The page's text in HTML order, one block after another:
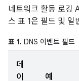
네트워크 활동 로깅
스 표 1은 필드 및 일
표 1. DNS 이벤트 필드
데
이
예